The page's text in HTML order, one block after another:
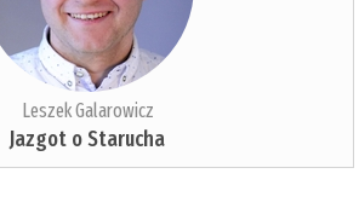
Leszek Galarowicz
Jazgot o Starucha